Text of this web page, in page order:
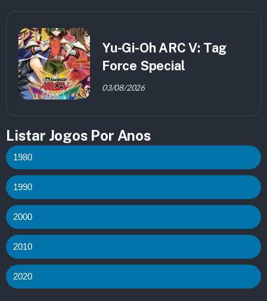
Yu-Gi-Oh ARC V: Tag
Force Special
03/08/2026
Listar Jogos Por Anos
1980
1990
2000
2010
2020